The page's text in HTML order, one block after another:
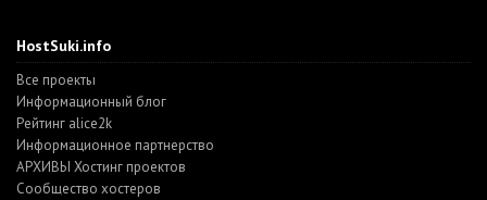
HostSuki.info
Все проекты
Информационный блог
Рейтинг alice2k
Информационное партнерство
АРХИВЫ Хостинг проектов
Cообщество хостеров